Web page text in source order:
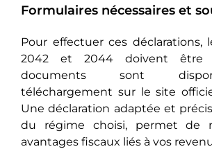
Formulaires nécessaires et
Pour effectuer ces déclarations,
2042 et 2044 doivent être
documents sont
téléchargement sur le site
Une déclaration adaptée et
du régime choisi, permet de
avantages fiscaux liés à vos